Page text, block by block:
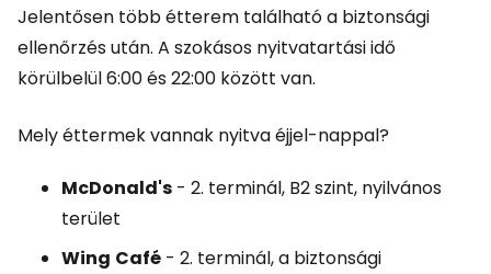
Jelentősen több étterem található a biztonsági
ellenőrzés után. A szokásos nyitvatartási idő
körülbelül 6:00 és 22:00 között van.
Mely éttermek vannak nyitva éjjel-nappal?
McDonald's - 2. terminál, B2 szint, nyilvános
terület
Wing Café - 2. terminál, a biztonsági